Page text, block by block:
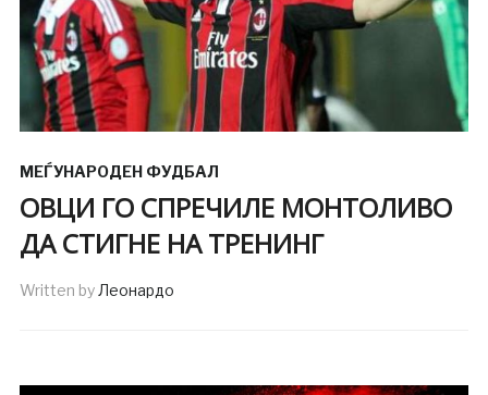
МЕЃУНАРОДЕН ФУДБАЛ
ОВЦИ ГО СПРЕЧИЛЕ МОНТОЛИВО
ДА СТИГНЕ НА ТРЕНИНГ
Written byЛеонардо